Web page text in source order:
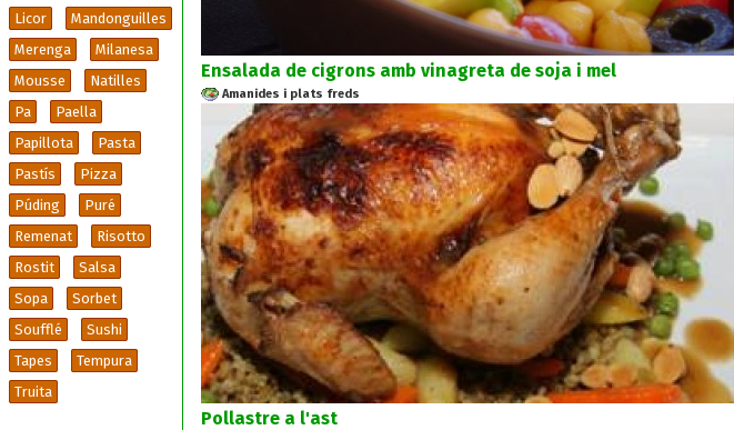
Licor
Mandonguilles
Merenga
Milanesa
Mousse
Natilles
Pa
Paella
Papillota
Pasta
Pastís
Pizza
Púding
Puré
Remenat
Risotto
Rostit
Salsa
Sopa
Sorbet
Soufflé
Sushi
Tapes
Tempura
Truita
Ensalada de cigrons amb vinagreta de soja i mel
Amanides i plats freds
Pollastre a l'ast